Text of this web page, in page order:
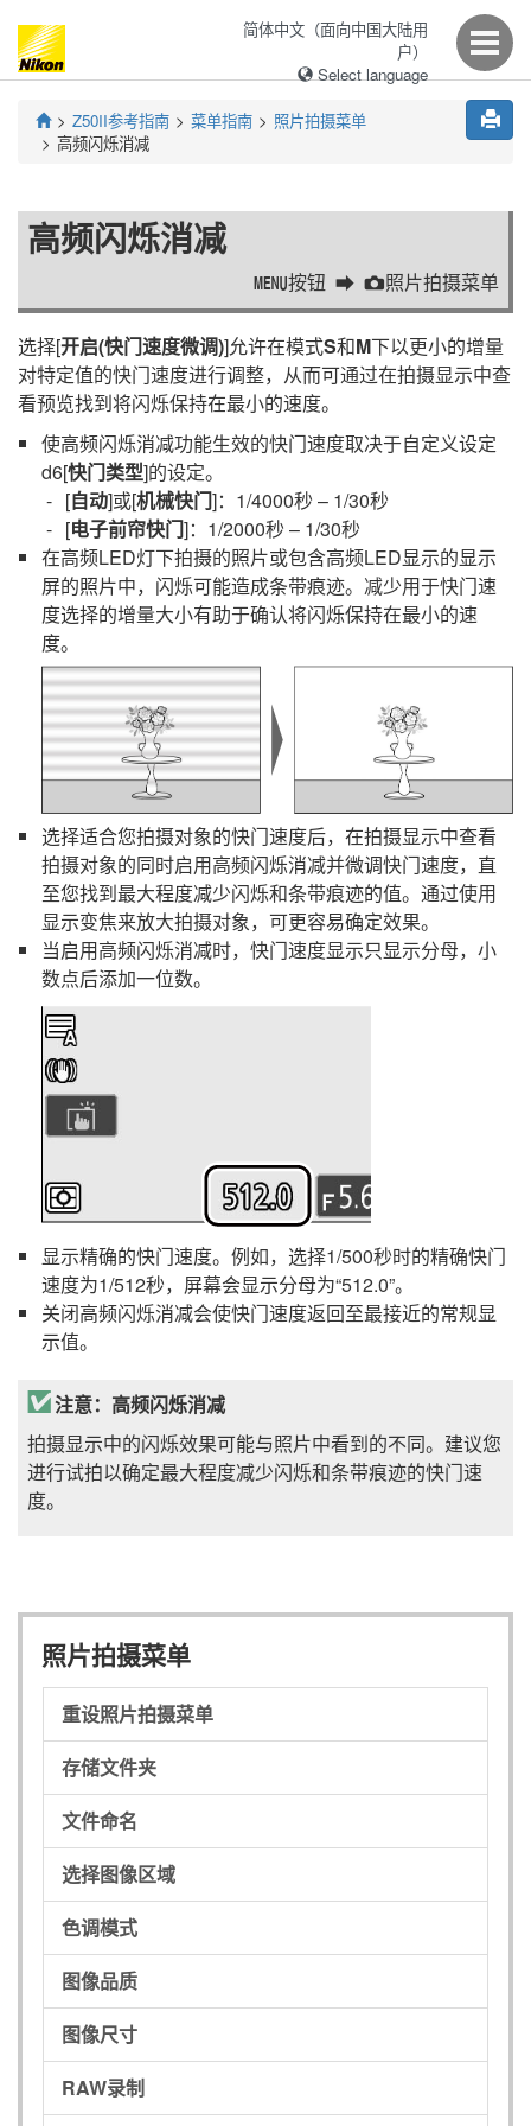
简体中文（面向中国大陆用
户）
Select language
Z50II参考指南 菜单指南
照片拍摄菜单
高频闪烁消减
高频闪烁消减
G按钮 C照片拍摄菜单
选择[开启(快门速度微调)]允许在模式S和M下以更小的增量
对特定值的快门速度进行调整，从而可通过在拍摄显示中查
看预览找到将闪烁保持在最小的速度。
使高频闪烁消减功能生效的快门速度取决于自定义设定
d6[快门类型]的设定。
[自动]或[机械快门]：1/4000秒 – 1/30秒
[电子前帘快门]：1/2000秒 – 1/30秒
在高频LED灯下拍摄的照片或包含高频LED显示的显示
屏的照片中，闪烁可能造成条带痕迹。减少用于快门速
度选择的增量大小有助于确认将闪烁保持在最小的速
度。
选择适合您拍摄对象的快门速度后，在拍摄显示中查看
拍摄对象的同时启用高频闪烁消减并微调快门速度，直
至您找到最大程度减少闪烁和条带痕迹的值。通过使用
显示变焦来放大拍摄对象，可更容易确定效果。
当启用高频闪烁消减时，快门速度显示只显示分母，小
数点后添加一位数。
显示精确的快门速度。例如，选择1/500秒时的精确快门
速度为1/512秒，屏幕会显示分母为“512.0”。
关闭高频闪烁消减会使快门速度返回至最接近的常规显
示值。
注意：高频闪烁消减
拍摄显示中的闪烁效果可能与照片中看到的不同。建议您
进行试拍以确定最大程度减少闪烁和条带痕迹的快门速
度。
照片拍摄菜单
重设照片拍摄菜单
存储文件夹
文件命名
选择图像区域
色调模式
图像品质
图像尺寸
RAW录制